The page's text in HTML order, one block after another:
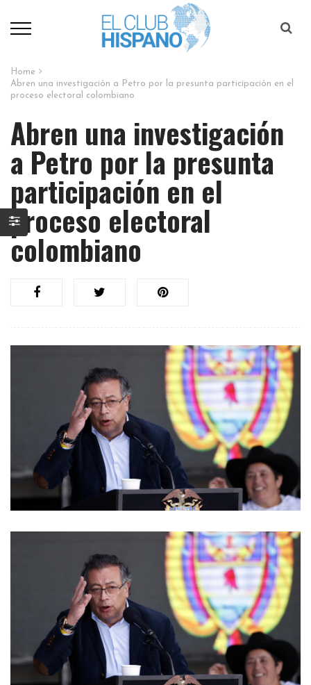
Home
Abren una investigación a Petro por la presunta participación en el
proceso electoral colombiano​
Abren una investigación
a Petro por la presunta
participación en el
proceso electoral
colombiano​